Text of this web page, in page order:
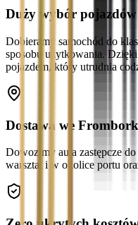
Duży wybór pojazdów
Dobieramy samochód do
sposobu użytkowania.
pojazdem, który utrudnia
Dostawa we
Dowozimy auta zastępcze
warsztat i w okolice portu